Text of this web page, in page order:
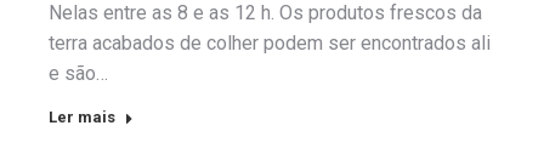
Nelas entre as 8 e as 12 h. Os produtos frescos da
terra acabados de colher podem ser encontrados ali
e são…
Ler mais